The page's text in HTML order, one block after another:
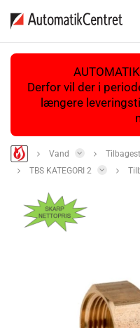
Derfor vil der i
længere
Vand
TBS KATEGORI 2